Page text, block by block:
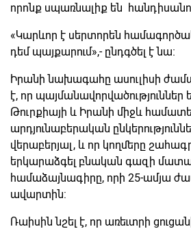
որոնք սպառնալիք են
«Կարևոր է սերտորեն
դեմ պայքարում»,- ընդգծել է նա։
Իրանի նախագահը ասուլիսի
է, որ պայմանավորվածություններ
Թուրքիայի և Իրանի միջև
արդյունաբերական
վերաբերյալ, և որ կողմերը
երկարաձգել բնական գազի
համաձայնագիրը, որի 25-ամյա
ավարտին:
Ռաիսին նշել է, որ առեւտրի